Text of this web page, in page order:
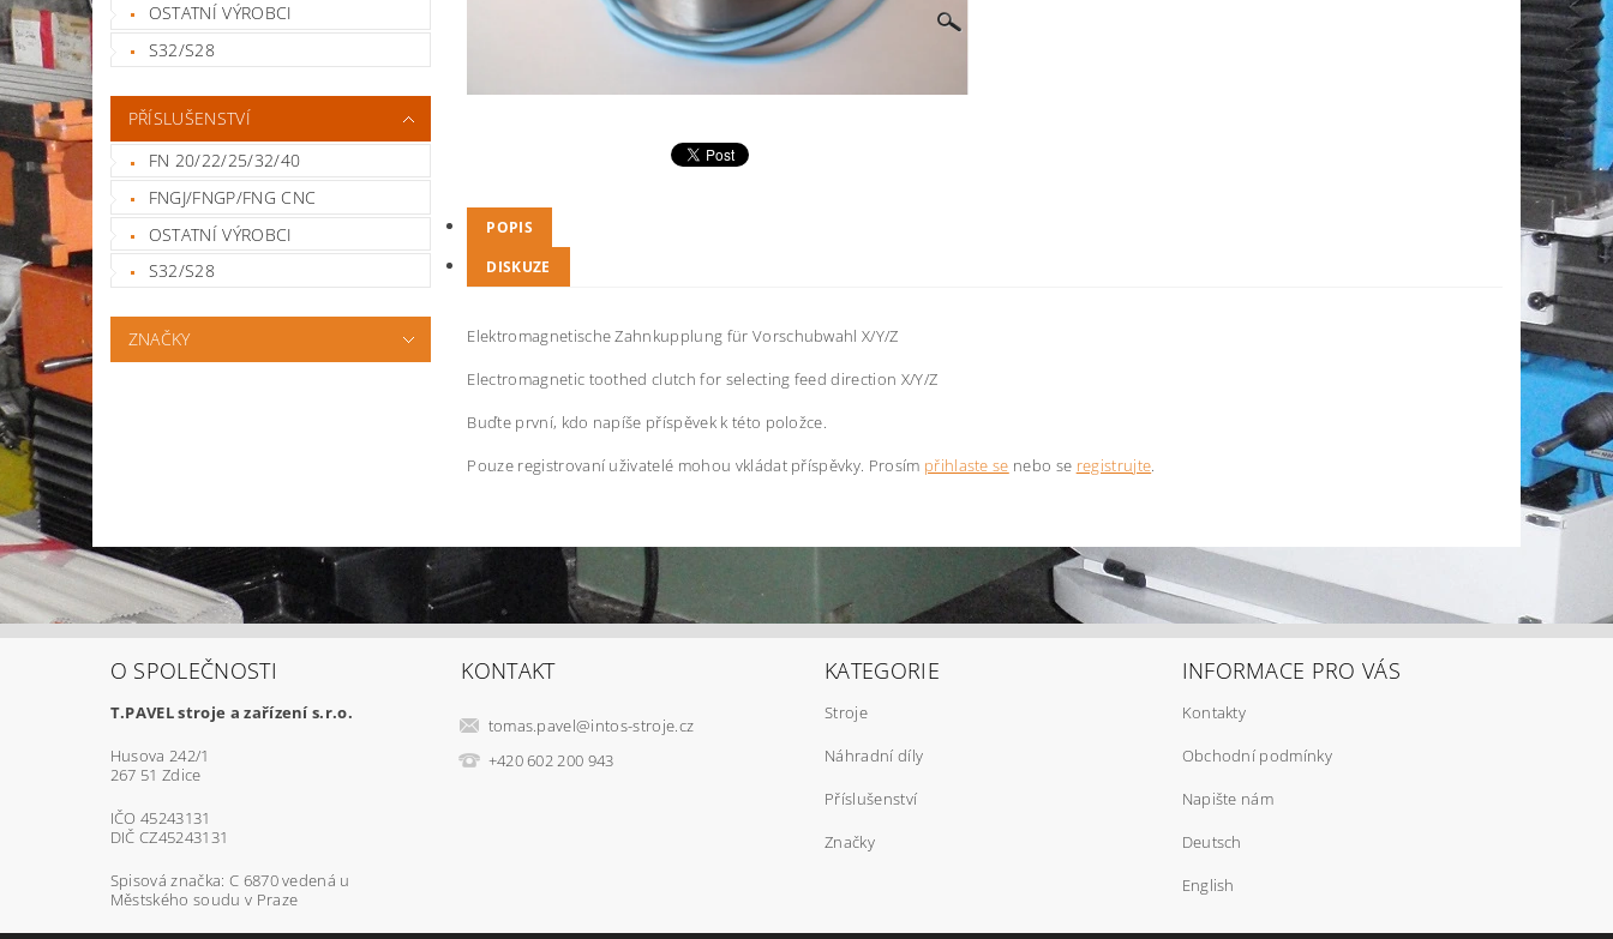
OSTATNÍ VÝROBCI
S32/S28
PŘÍSLUŠENSTVÍ
FN 20/22/25/32/40
FNGJ/FNGP/FNG CNC
OSTATNÍ VÝROBCI
S32/S28
ZNAČKY
POPIS
DISKUZE
Elektromagnetische Zahnkupplung für Vorschubwahl X/Y/Z
Electromagnetic toothed clutch for selecting feed direction X/Y/Z
Buďte první, kdo napíše příspěvek k této položce.
Pouze registrovaní uživatelé mohou vkládat příspěvky. Prosím přihlaste se nebo se registrujte.
O SPOLEČNOSTI
T.PAVEL stroje a zařízení s.r.o.
Husova 242/1
267 51 Zdice
IČO 45243131
DIČ CZ45243131
Spisová značka: C 6870 vedená u
Městského soudu v Praze
KONTAKT
tomas.pavel@intos-stroje.cz
+420 602 200 943
KATEGORIE
Stroje
Náhradní díly
Příslušenství
Značky
INFORMACE PRO VÁS
Kontakty
Obchodní podmínky
Napište nám
Deutsch
English